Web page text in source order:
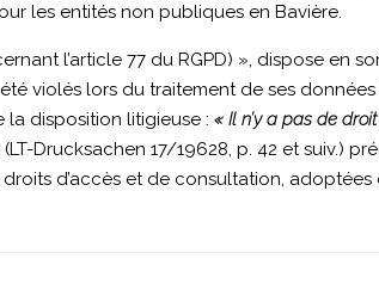
les entités non publiques en Bavière.
l’article 77 du RGPD) », dispose en
violés lors du traitement de ses
disposition litigieuse : « Il n’y a pas de
Drucksachen 17/19628, p. 42 et suiv.)
d’accès et de consultation, adoptées